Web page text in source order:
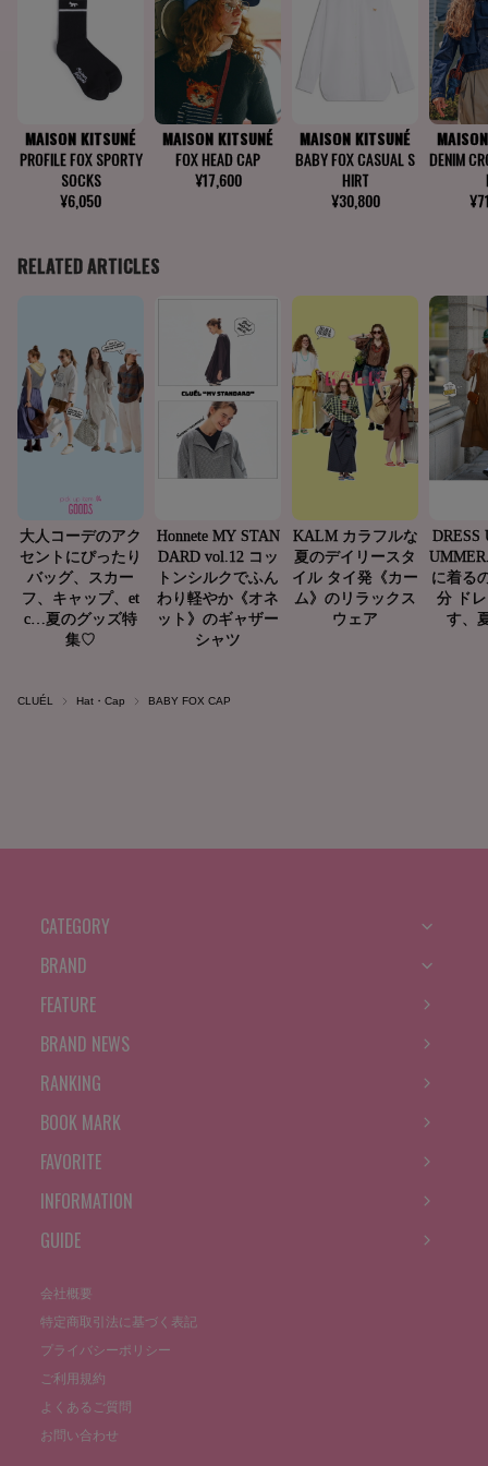
CLUÉL Hat・Cap BABY FOX CAP
CATEGORY
BRAND
FEATURE
BRAND NEWS
RANKING
BOOK MARK
FAVORITE
INFORMATION
GUIDE
会社概要
特定商取引法に基づく表記
プライバシーポリシー
ご利用規約
よくあるご質問
お問い合わせ